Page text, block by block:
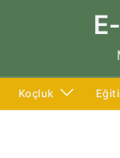
Koçluk